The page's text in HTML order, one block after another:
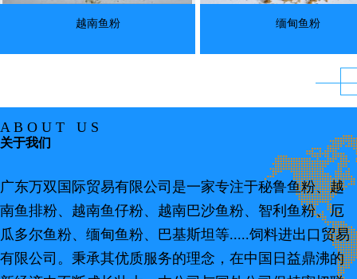
越南鱼粉 缅甸鱼粉
A B O U T U S
关于我们
广东万双国际贸易有限公司是一家专注于秘鲁鱼粉、越
南鱼排粉、越南鱼仔粉、越南巴沙鱼粉、智利鱼粉、厄
瓜多尔鱼粉、缅甸鱼粉、巴基斯坦等.....饲料进出口贸易
有限公司。秉承其优质服务的理念，在中国日益鼎沸的